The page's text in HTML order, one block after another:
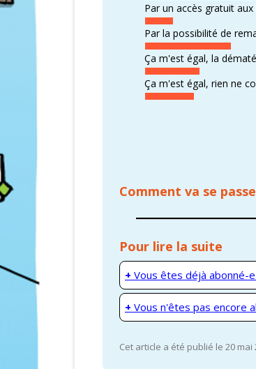
Par un accès gratuit
Par la possibilité de
Ça m'est égal, la
Ça m'est égal, rien ne
Comment va se
Pour lire la suite
+ Vous êtes déjà abonné-e
+ Vous n'êtes pas encore
Cet article a été publié le 20 mai